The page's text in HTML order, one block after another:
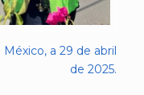
a 29 de abril
de 2025.